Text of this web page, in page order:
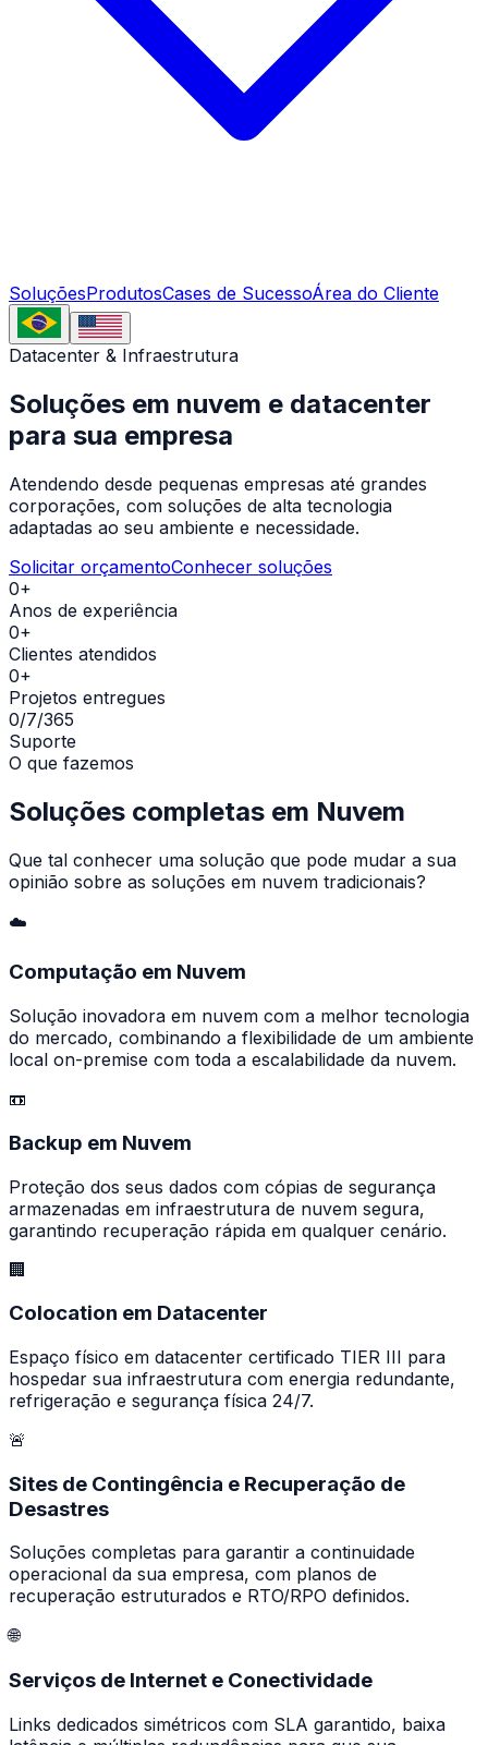
SoluçõesProdutosCases de SucessoÁrea do Cliente
Datacenter & Infraestrutura
Soluções em nuvem e datacenter
para sua empresa
Atendendo desde pequenas empresas até grandes
corporações, com soluções de alta tecnologia
adaptadas ao seu ambiente e necessidade.
Solicitar orçamentoConhecer soluções
0+
Anos de experiência
0+
Clientes atendidos
0+
Projetos entregues
0/7/365
Suporte
O que fazemos
Soluções completas em Nuvem
Que tal conhecer uma solução que pode mudar a sua
opinião sobre as soluções em nuvem tradicionais?
☁️
Computação em Nuvem
Solução inovadora em nuvem com a melhor tecnologia
do mercado, combinando a flexibilidade de um ambiente
local on-premise com toda a escalabilidade da nuvem.
📼
Backup em Nuvem
Proteção dos seus dados com cópias de segurança
armazenadas em infraestrutura de nuvem segura,
garantindo recuperação rápida em qualquer cenário.
🏢
Colocation em Datacenter
Espaço físico em datacenter certificado TIER III para
hospedar sua infraestrutura com energia redundante,
refrigeração e segurança física 24/7.
🚨
Sites de Contingência e Recuperação de
Desastres
Soluções completas para garantir a continuidade
operacional da sua empresa, com planos de
recuperação estruturados e RTO/RPO definidos.
🌐
Serviços de Internet e Conectividade
Links dedicados simétricos com SLA garantido, baixa